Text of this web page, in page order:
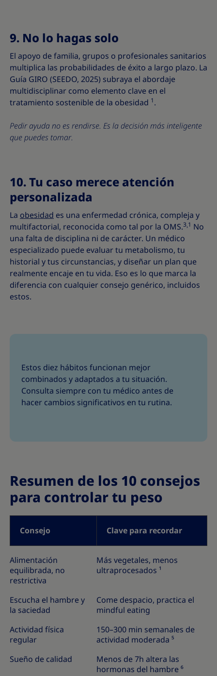
9. No lo hagas solo
El apoyo de familia, grupos o profesionales sanitarios
multiplica las probabilidades de éxito a largo plazo. La
Guía GIRO (SEEDO, 2025) subraya el abordaje
multidisciplinar como elemento clave en el
tratamiento sostenible de la obesidad 1.
Pedir ayuda no es rendirse. Es la decisión más inteligente
que puedes tomar.
10. Tu caso merece atención
personalizada
La obesidad es una enfermedad crónica, compleja y
multifactorial, reconocida como tal por la OMS.3˒1 No
una falta de disciplina ni de carácter. Un médico
especializado puede evaluar tu metabolismo, tu
historial y tus circunstancias, y diseñar un plan que
realmente encaje en tu vida. Eso es lo que marca la
diferencia con cualquier consejo genérico, incluidos
estos.
Estos diez hábitos funcionan mejor
combinados y adaptados a tu situación.
Consulta siempre con tu médico antes de
hacer cambios significativos en tu rutina.
Resumen de los 10 consejos
para controlar tu peso
Consejo Clave para recordar
Alimentación
equilibrada, no
restrictiva
Más vegetales, menos
ultraprocesados ¹
Escucha el hambre y
la saciedad
Come despacio, practica el
mindful eating
Actividad física
regular
150–300 min semanales de
actividad moderada ⁵
Sueño de calidad
Menos de 7h altera las
hormonas del hambre ⁶